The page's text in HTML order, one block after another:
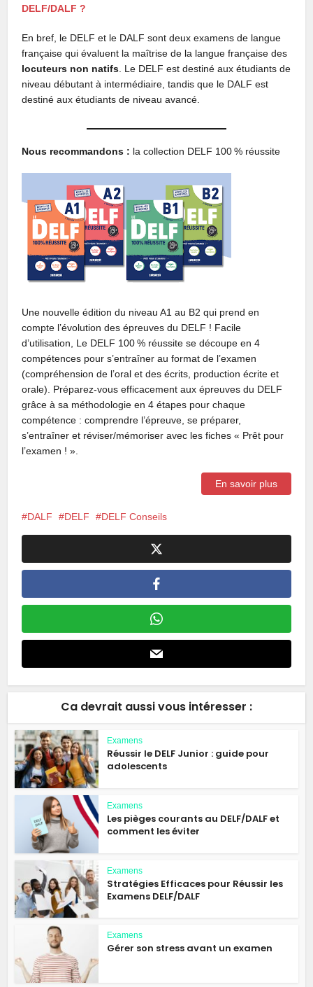
DELF/DALF ?
En bref, le DELF et le DALF sont deux examens de langue
française qui évaluent la maîtrise de la langue française des
locuteurs non natifs . Le DELF est destiné aux étudiants de
niveau débutant à intermédiaire, tandis que le DALF est
destiné aux étudiants de niveau avancé.
Nous recommandons : la collection DELF 100 % réussite
Une nouvelle édition du niveau A1 au B2 qui prend en
compte l’évolution des épreuves du DELF ! Facile
d’utilisation, Le DELF 100 % réussite se découpe en 4
compétences pour s’entraîner au format de l’examen
(compréhension de l’oral et des écrits, production écrite et
orale). Préparez-vous efficacement aux épreuves du DELF
grâce à sa méthodologie en 4 étapes pour chaque
compétence : comprendre l’épreuve, se préparer,
s’entraîner et réviser/mémoriser avec les fiches « Prêt pour
l’examen ! ».
En savoir plus
DALF DELF DELF Conseils
Ca devrait aussi vous intéresser :
Examens
Réussir le DELF Junior : guide pour
adolescents
Examens
Les pièges courants au DELF/DALF et
comment les éviter
Examens
Stratégies Efficaces pour Réussir les
Examens DELF/DALF
Examens
Gérer son stress avant un examen